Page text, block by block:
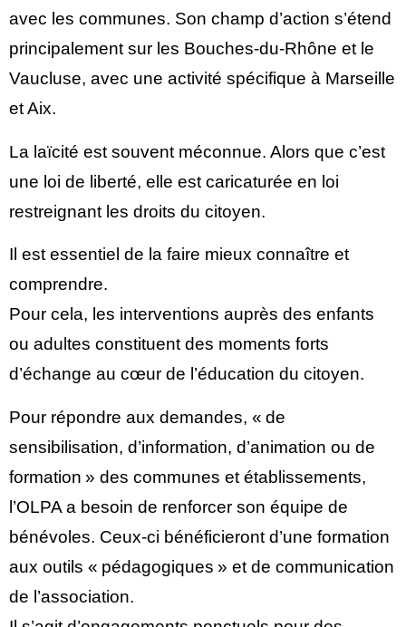
avec les communes. Son champ d’action s’étend
principalement sur les Bouches-du-Rhône et le
Vaucluse, avec une activité spécifique à Marseille
et Aix.
La laïcité est souvent méconnue. Alors que c’est
une loi de liberté, elle est caricaturée en loi
restreignant les droits du citoyen.
Il est essentiel de la faire mieux connaître et
comprendre.
Pour cela, les interventions auprès des enfants
ou adultes constituent des moments forts
d’échange au cœur de l’éducation du citoyen.
Pour répondre aux demandes, « de
sensibilisation, d’information, d’animation ou de
formation » des communes et établissements,
l’OLPA a besoin de renforcer son équipe de
bénévoles. Ceux-ci bénéficieront d’une formation
aux outils « pédagogiques » et de communication
de l’association.